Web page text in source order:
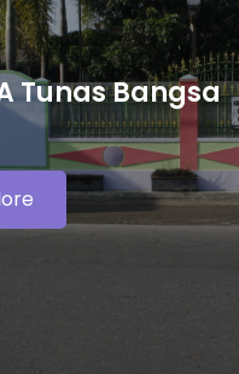
Tunas Bangsa